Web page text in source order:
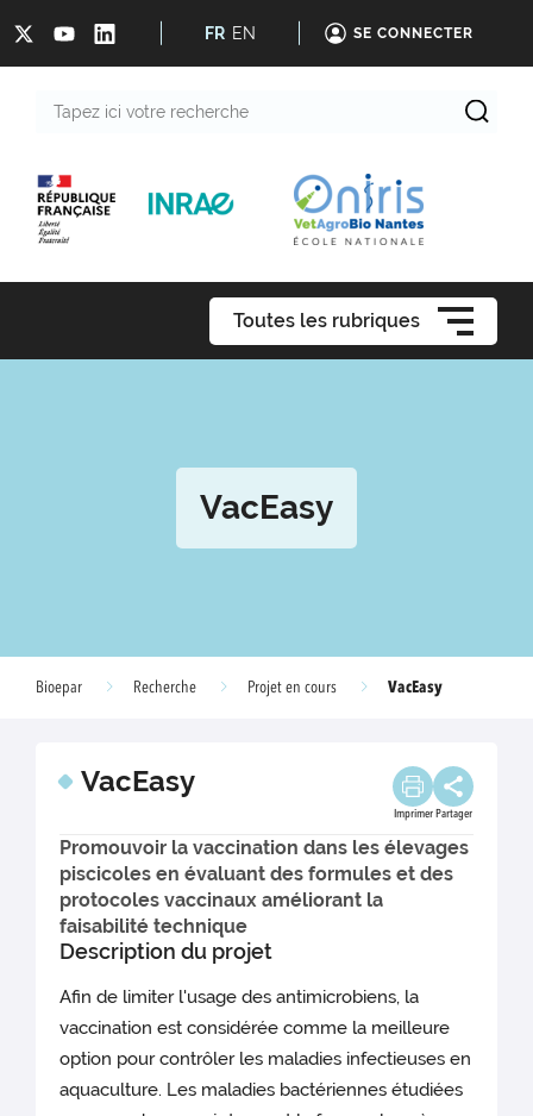
FR EN SE CONNECTER
Toutes les rubriques
VacEasy
Bioepar Recherche Projet en cours VacEasy
VacEasy
Imprimer Partager
Promouvoir la vaccination dans les élevages
piscicoles en évaluant des formules et des
protocoles vaccinaux améliorant la
faisabilité technique
Description du projet
Afin de limiter l'usage des antimicrobiens, la
vaccination est considérée comme la meilleure
option pour contrôler les maladies infectieuses en
aquaculture. Les maladies bactériennes étudiées